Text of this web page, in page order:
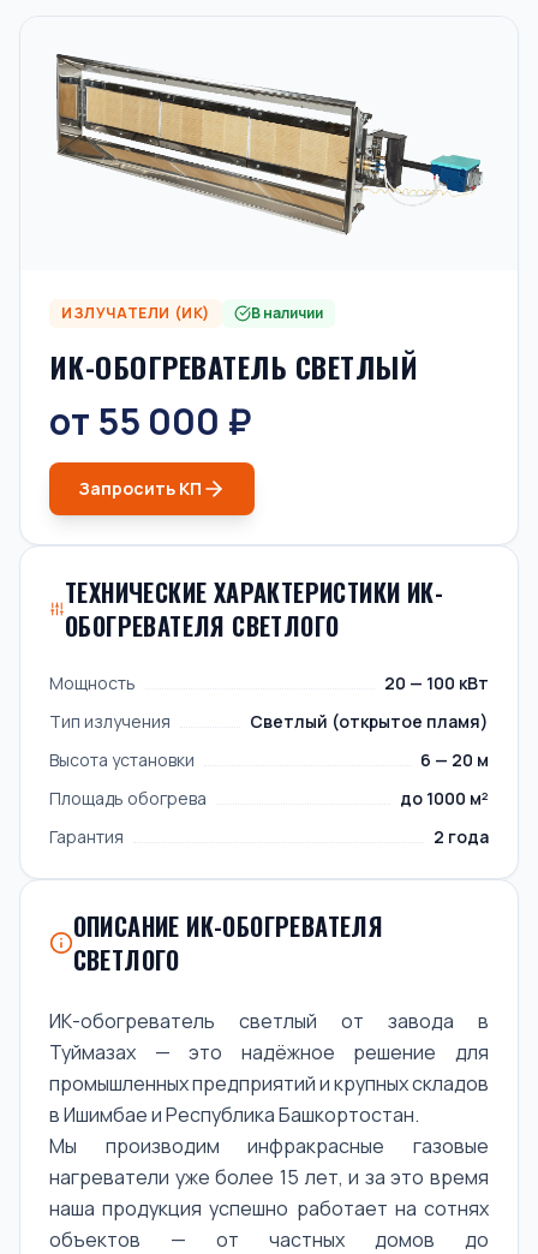
ИЗЛУЧАТЕЛИ (ИК) В наличии
ИК-ОБОГРЕВАТЕЛЬ СВЕТЛЫЙ
от 55 000 ₽
Запросить КП
ТЕХНИЧЕСКИЕ ХАРАКТЕРИСТИКИ ИК-
ОБОГРЕВАТЕЛЯ СВЕТЛОГО
Мощность
20 — 100 кВт
Тип излучения
Светлый (открытое пламя)
Высота установки
6 — 20 м
Площадь обогрева
до 1000 м²
Гарантия
2 года
ОПИСАНИЕ ИК-ОБОГРЕВАТЕЛЯ
СВЕТЛОГО
ИК-обогреватель светлый от завода в
Туймазах — это надёжное решение для
промышленных предприятий и крупных складов
в Ишимбае и Республика Башкортостан.
Мы производим инфракрасные газовые
нагреватели уже более 15 лет, и за это время
наша продукция успешно работает на сотнях
объектов — от частных домов до